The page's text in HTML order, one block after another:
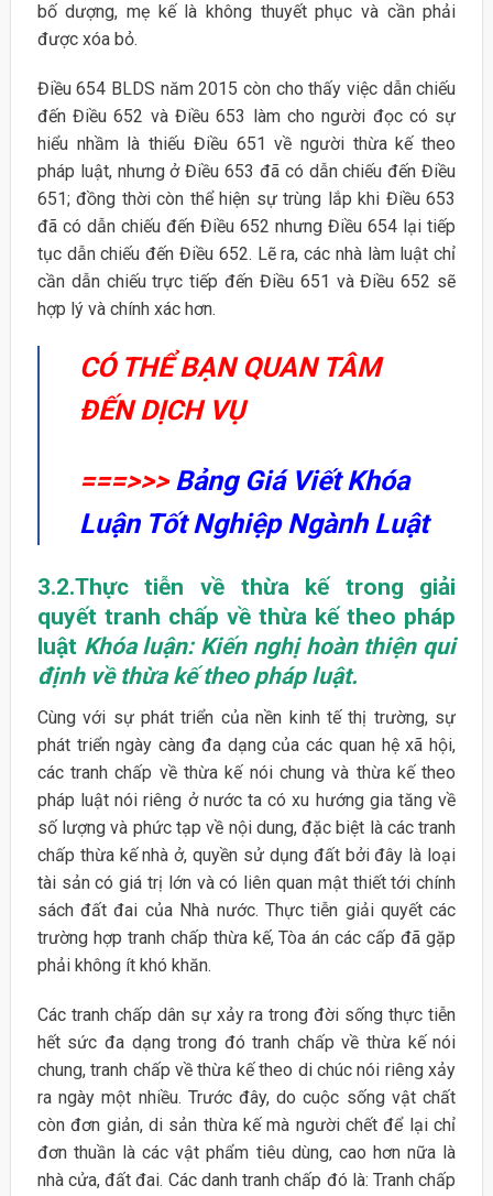
bố dượng, mẹ kế là không thuyết phục và cần phải
được xóa bỏ.
Điều 654 BLDS năm 2015 còn cho thấy việc dẫn chiếu
đến Điều 652 và Điều 653 làm cho người đọc có sự
hiểu nhầm là thiếu Điều 651 về người thừa kế theo
pháp luật, nhưng ở Điều 653 đã có dẫn chiếu đến Điều
651; đồng thời còn thể hiện sự trùng lắp khi Điều 653
đã có dẫn chiếu đến Điều 652 nhưng Điều 654 lại tiếp
tục dẫn chiếu đến Điều 652. Lẽ ra, các nhà làm luật chỉ
cần dẫn chiếu trực tiếp đến Điều 651 và Điều 652 sẽ
hợp lý và chính xác hơn.
CÓ THỂ BẠN QUAN TÂM
ĐẾN DỊCH VỤ
===>>>Bảng Giá Viết Khóa
Luận Tốt Nghiệp Ngành Luật
3.2.Thực tiễn về thừa kế trong giải
quyết tranh chấp về thừa kế theo pháp
luật Khóa luận: Kiến nghị hoàn thiện qui
định về thừa kế theo pháp luật.
Cùng với sự phát triển của nền kinh tế thị trường, sự
phát triển ngày càng đa dạng của các quan hệ xã hội,
các tranh chấp về thừa kế nói chung và thừa kế theo
pháp luật nói riêng ở nước ta có xu hướng gia tăng về
số lượng và phức tạp về nội dung, đặc biệt là các tranh
chấp thừa kế nhà ở, quyền sử dụng đất bởi đây là loại
tài sản có giá trị lớn và có liên quan mật thiết tới chính
sách đất đai của Nhà nước. Thực tiễn giải quyết các
trường hợp tranh chấp thừa kế, Tòa án các cấp đã gặp
phải không ít khó khăn.
Các tranh chấp dân sự xảy ra trong đời sống thực tiễn
hết sức đa dạng trong đó tranh chấp về thừa kế nói
chung, tranh chấp về thừa kế theo di chúc nói riêng xảy
ra ngày một nhiều. Trước đây, do cuộc sống vật chất
còn đơn giản, di sản thừa kế mà người chết để lại chỉ
đơn thuần là các vật phẩm tiêu dùng, cao hơn nữa là
nhà cửa, đất đai. Các danh tranh chấp đó là: Tranh chấp